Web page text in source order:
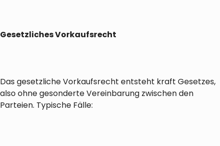
Gesetzliches Vorkaufsrecht
Das gesetzliche Vorkaufsrecht entsteht kraft Gesetzes,
also ohne gesonderte Vereinbarung zwischen den
Parteien. Typische Fälle: